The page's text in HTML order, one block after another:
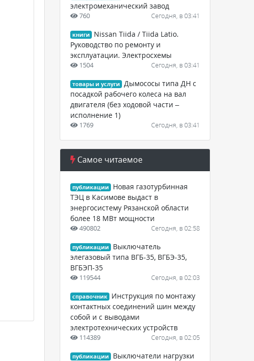
электромеханический завод
760 Сегодня, в 03:41
книги
Nissan Tiida / Tiida Latio.
Руководство по ремонту и
эксплуатации. Электросхемы
1504 Сегодня, в 03:41
товары и услуги
Дымососы типа ДН с
посадкой рабочего колеса на вал
двигателя (без ходовой части –
исполнение 1)
1769 Сегодня, в 03:41
Самое читаемое
публикации
Новая газотурбинная
ТЭЦ в Касимове выдаст в
энергосистему Рязанской области
более 18 МВт мощности
490802 Сегодня, в 02:58
публикации
Выключатель
элегазовый типа ВГБ-35, ВГБЭ-35,
ВГБЭП-35
119544 Сегодня, в 02:03
справочник
Инструкция по монтажу
контактных соединений шин между
собой и с выводами
электротехнических устройств
114389 Сегодня, в 02:05
публикации
Выключатели нагрузки